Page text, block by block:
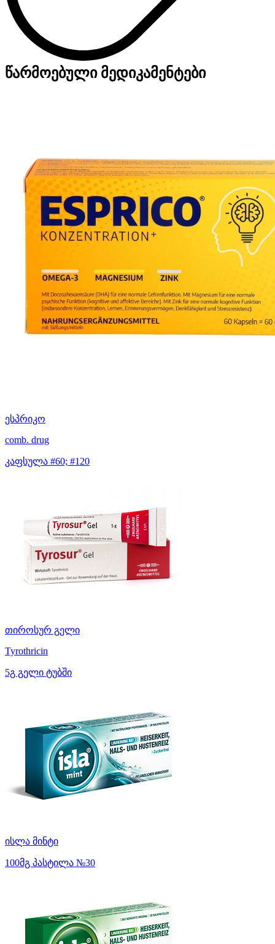
წარმოებული მედიკამენტები
ესპრიკო
comb. drug
კაფსულა #60; #120
თიროსურ გელი
Tyrothricin
5გ გელი ტუბში
ისლა მინტი
100მგ პასტილა №30